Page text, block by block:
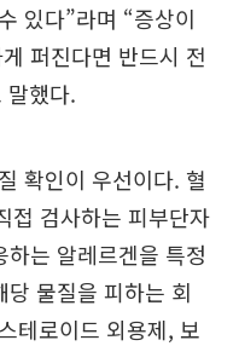
있다”라며 “증상이
퍼진다면 반드시 전
말했다.
확인이 우선이다. 혈
접 검사하는 피부단자
는 알레르겐을 특정
물질을 피하는 회
테로이드 외용제, 보